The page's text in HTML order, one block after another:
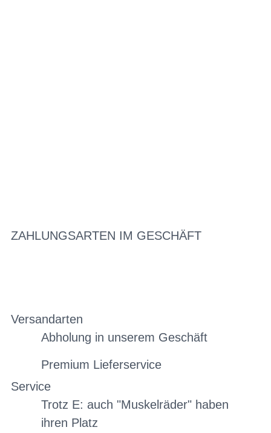
ZAHLUNGSARTEN IM GESCHÄFT
Versandarten
Abholung in unserem Geschäft
Premium Lieferservice
Service
Trotz E: auch "Muskelräder" haben
ihren Platz